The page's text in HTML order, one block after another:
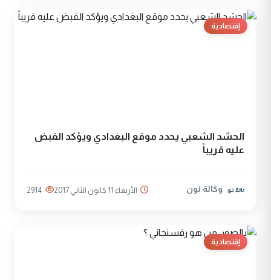
إقتصادية
الحشد الشعبي يحدد موقع البغدادي ويؤكد القبض
عليه قريباً
وكالة نون الأربعاء 11 كانون الثاني 2017 2914
إقتصادية